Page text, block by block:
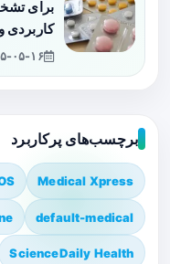
برای
کاربردی
۱۴۰۵-
برچسب‌های پرکاربرد
Medical Xpress
default-medical
ScienceDaily Health